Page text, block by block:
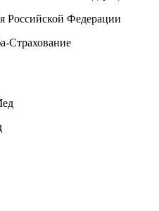
Российской Федерации